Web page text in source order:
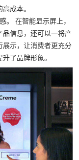
成本。
。 在智能显示屏上，
信息，还可以一将产
展示，让消费者更充分
了品牌形象。